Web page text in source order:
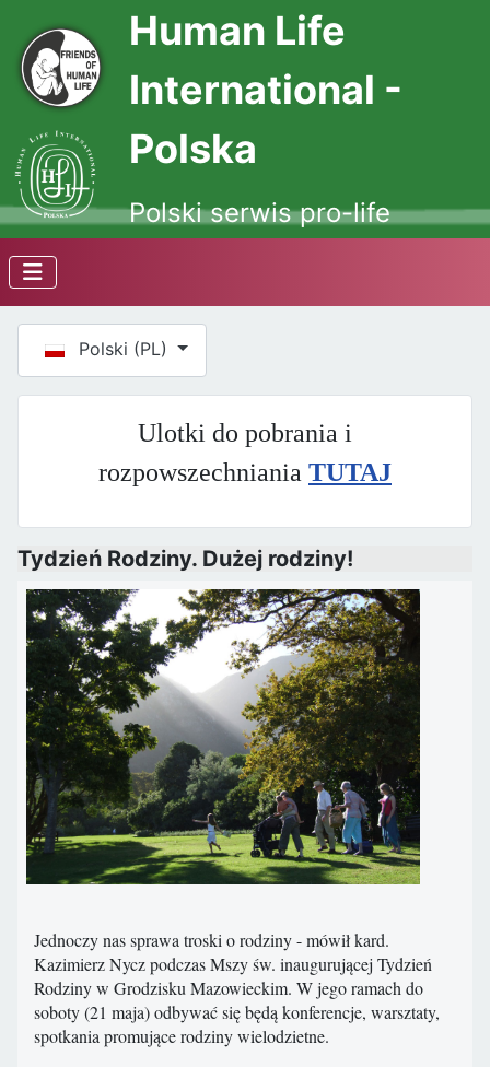
Human Life
International -
Polska
Polski serwis pro-life
Wybierz swój język
Polski (PL)
Ulotki do pobrania i
rozpowszechniania TUTAJ
Tydzień Rodziny. Dużej rodziny!
Jednoczy nas sprawa troski o rodziny - mówił kard.
Kazimierz Nycz podczas Mszy św. inaugurującej Tydzień
Rodziny w Grodzisku Mazowieckim. W jego ramach do
soboty (21 maja) odbywać się będą konferencje, warsztaty,
spotkania promujące rodziny wielodzietne.